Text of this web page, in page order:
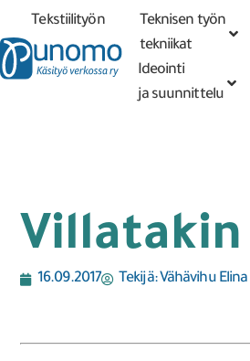
Tekstiilityön
tekniikat
Teknisen työn
tekniikat
Ideointi
ja suunnittelu
16.09.2017 Tekijä:Vähävihu Elina